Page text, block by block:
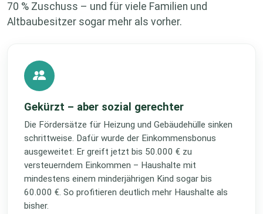
70 % Zuschuss – und für viele Familien und
Altbaubesitzer sogar mehr als vorher.
Gekürzt – aber sozial gerechter
Die Fördersätze für Heizung und Gebäudehülle sinken
schrittweise. Dafür wurde der Einkommensbonus
ausgeweitet: Er greift jetzt bis 50.000 € zu
versteuerndem Einkommen – Haushalte mit
mindestens einem minderjährigen Kind sogar bis
60.000 €. So profitieren deutlich mehr Haushalte als
bisher.